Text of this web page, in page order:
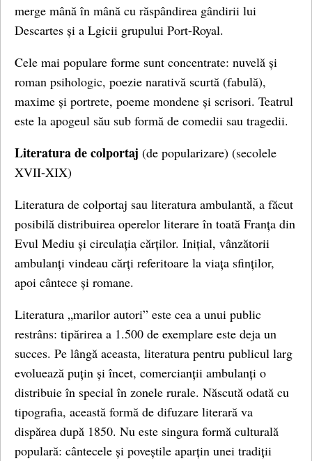
merge mână în mână cu răspândirea gândirii lui
Descartes și a Lgicii grupului Port-Royal.
Cele mai populare forme sunt concentrate: nuvelă și
roman psihologic, poezie narativă scurtă (fabulă),
maxime și portrete, poeme mondene și scrisori. Teatrul
este la apogeul său sub formă de comedii sau tragedii.
Literatura de colportaj (de popularizare) (secolele
XVII-XIX)
Literatura de colportaj sau literatura ambulantă, a făcut
posibilă distribuirea operelor literare în toată Franța din
Evul Mediu și circulația cărților. Inițial, vânzătorii
ambulanți vindeau cărți referitoare la viața sfinților,
apoi cântece și romane.
Literatura „marilor autori” este cea a unui public
restrâns: tipărirea a 1.500 de exemplare este deja un
succes. Pe lângă aceasta, literatura pentru publicul larg
evoluează puțin și încet, comercianții ambulanți o
distribuie în special în zonele rurale. Născută odată cu
tipografia, această formă de difuzare literară va
dispărea după 1850. Nu este singura formă culturală
populară: cântecele și poveștile aparțin unei tradiții